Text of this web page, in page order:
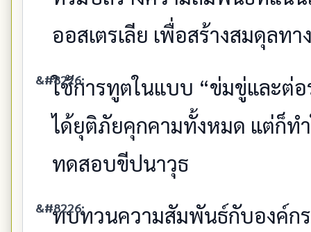
ออสเตรเลีย เพื่อสร้างสมดุลท
ใช้การทูตในแบบ “ข่มขู่และต่
ได้ยุติภัยคุกคามทั้งหมด แต่ก็ท
ทดสอบขีปนาวุธ
ทบทวนความสัมพันธ์กับองค์กร